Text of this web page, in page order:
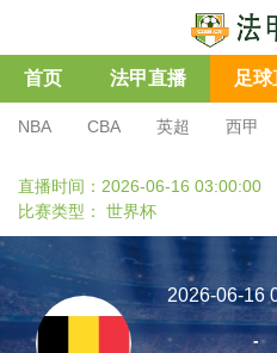
首页 法甲直播 足
NBA CBA 英超 西甲
直播时间：2026-06-16 03:00:00
比赛类型： 世界杯
2026-06-16
-